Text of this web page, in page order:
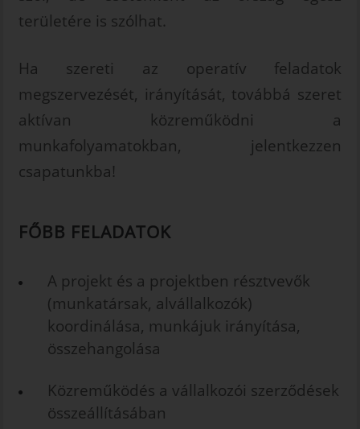
területére is szólhat.
Ha szereti az operatív feladatok
megszervezését, irányítását, továbbá szeret
aktívan közreműködni a
munkafolyamatokban, jelentkezzen
csapatunkba!
FŐBB FELADATOK
A projekt és a projektben résztvevők
(munkatársak, alvállalkozók)
koordinálása, munkájuk irányítása,
összehangolása
Közreműködés a vállalkozói szerződések
összeállításában
CSALÁDI HÁZ
RÓLUNK
LAKÁSFELÚJÍTÁS
TETŐFELÚJÍTÁS